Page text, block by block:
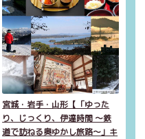
宮城・岩手・山形【「ゆった
り、じっくり、伊達時間 ～鉄
道で訪ねる奥ゆかし旅路～」キ